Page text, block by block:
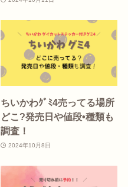
ちいかわｸﾞﾐ4売ってる場所
どこ?発売日や値段•種類も
調査！
2024年10月8日